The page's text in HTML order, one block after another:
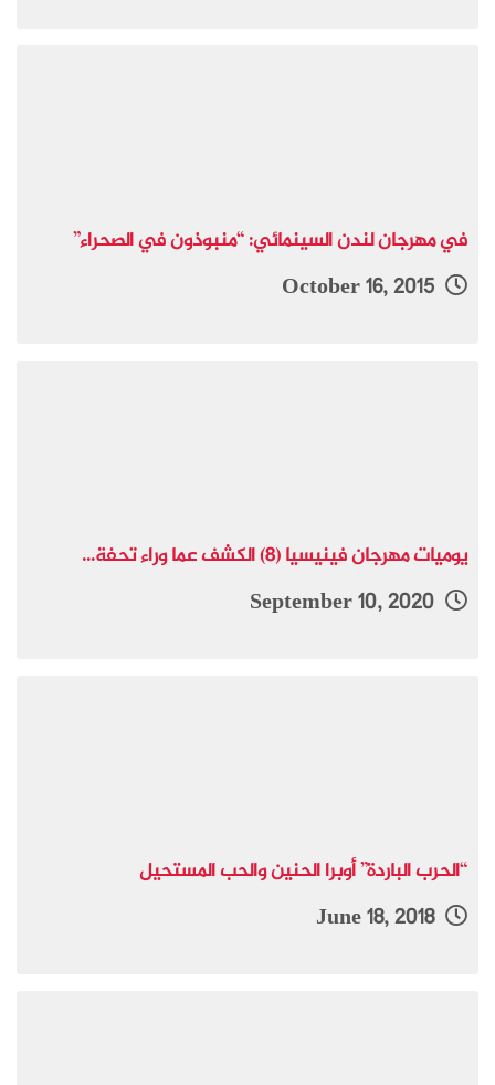
في مهرجان لندن السينمائي: “منبوذون في الصحراء”
يوميات مهرجان فينيسيا (8) الكشف عما وراء تحفة...
“الحرب الباردة” أوبرا الحنين والحب المستحيل
June 18, 2018